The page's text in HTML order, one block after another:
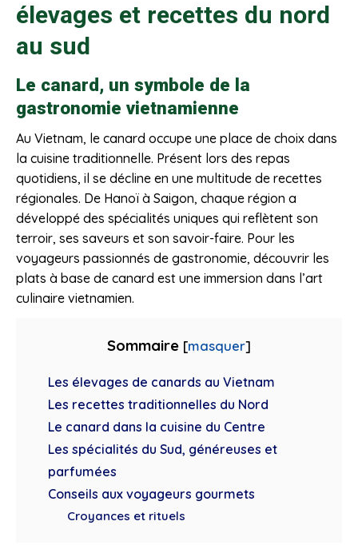
élevages et recettes du nord
au sud
Le canard, un symbole de la
gastronomie vietnamienne
Au Vietnam, le canard occupe une place de choix dans
la cuisine traditionnelle. Présent lors des repas
quotidiens, il se décline en une multitude de recettes
régionales. De Hanoï à Saigon, chaque région a
développé des spécialités uniques qui reflètent son
terroir, ses saveurs et son savoir-faire. Pour les
voyageurs passionnés de gastronomie, découvrir les
plats à base de canard est une immersion dans l’art
culinaire vietnamien.
Sommaire [masquer]
Les élevages de canards au Vietnam
Les recettes traditionnelles du Nord
Le canard dans la cuisine du Centre
Les spécialités du Sud, généreuses et
parfumées
Conseils aux voyageurs gourmets
Croyances et rituels